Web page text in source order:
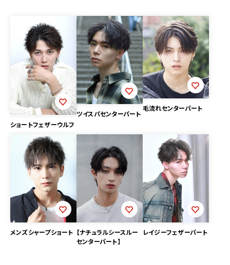
ショートフェザーウルフ
ツイスパセンターパート
毛流れセンターパート
メンズシャープショート 【ナチュラルシースルー
センターパート】
レイジーフェザーパート